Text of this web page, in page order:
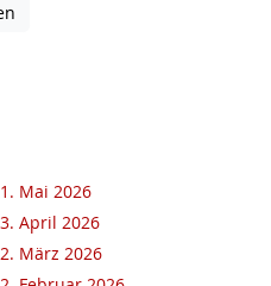
Mai 2026
April 2026
März 2026